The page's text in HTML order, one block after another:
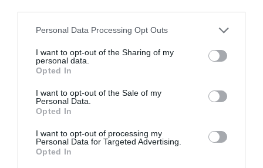
Please note that this website/app uses one or more Google
not limited to your visit or usage behaviour. You may click to
grant or deny consent to Google and its third-party tags to
use your data for below specified purposes in below Google
consent section.
Personal Data Processing Opt Outs
I want to opt-out of the Sharing of my
personal data.
Opted In
I want to opt-out of the Sale of my
Personal Data.
Opted In
I want to opt-out of processing my
Personal Data for Targeted Advertising.
Opted In
35 PERCES TANÓRÁK ÉS KEVESEBB HÁZI
FELADAT JÖHET AZ ALSÓ ...
2026. augusztus 08 Mindenki ügye
ELNÖKNEK A TISZA
2026. augusztus 08|Mindenki ügye